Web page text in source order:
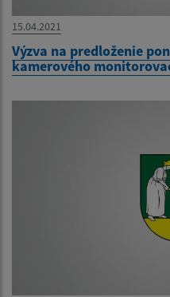
15.04.2021
Výzva na predloženie
kamerového